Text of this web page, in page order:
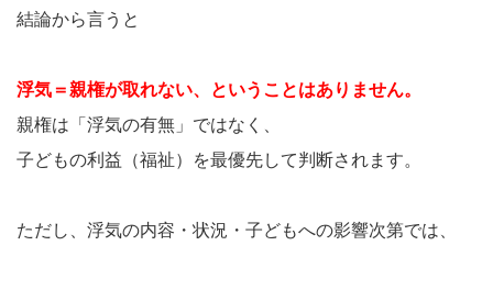
結論から言うと
浮気＝親権が取れない、ということはありません。
親権は「浮気の有無」ではなく、
子どもの利益（福祉）を最優先して判断されます。
ただし、浮気の内容・状況・子どもへの影響次第では、